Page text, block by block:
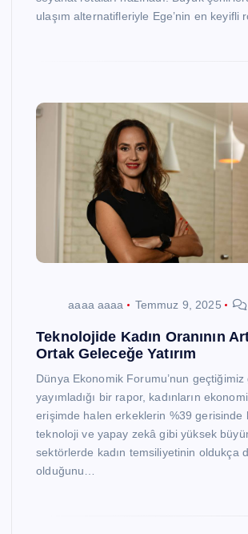
ulaşım alternatifleriyle Ege’nin en keyifli
aaaa aaaa Temmuz 9, 2025
Teknolojide Kadın Oranının
Ortak Geleceğe Yatırım
Dünya Ekonomik Forumu’nun geçtiğimiz
yayımladığı bir rapor, kadınların
erişimde halen erkeklerin %39 gerisinde
teknoloji ve yapay zekâ gibi yüksek
sektörlerde kadın temsiliyetinin oldukça
olduğunu…